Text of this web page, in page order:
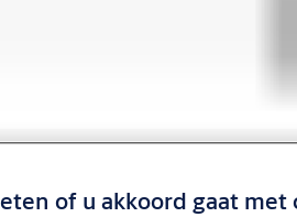
of u akkoord gaat met